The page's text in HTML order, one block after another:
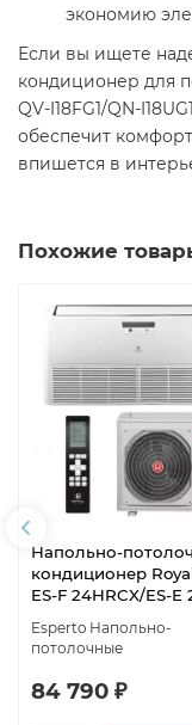
экономию
Если вы ищете
кондиционер для
QV-I18FG1/QN-
обеспечит
впишется в
Похожие
Напольно-
кондиционер
ES-F 24HRCX/ES-E
Esperto Напольно-
потолочные
84 790 ₽